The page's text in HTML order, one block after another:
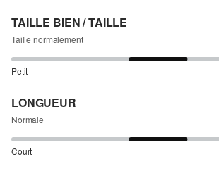
TAILLE BIEN / TAILLE
Taille normalement
Petit
LONGUEUR
Normale
Court